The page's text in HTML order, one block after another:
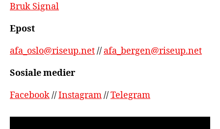
Bruk Signal
Epost
afa_oslo@riseup.net// afa_bergen@riseup.net
Sosiale medier
Facebook//Instagram//Telegram